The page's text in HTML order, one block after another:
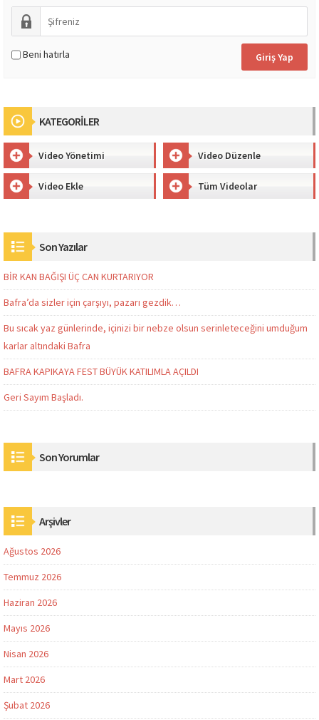
Beni hatırla
KATEGORİLER
Video Yönetimi Video Düzenle
Video Ekle Tüm Videolar
Son Yazılar
BİR KAN BAĞIŞI ÜÇ CAN KURTARIYOR
Bafra’da sizler için çarşıyı, pazarı gezdik…
Bu sıcak yaz günlerinde, içinizi bir nebze olsun serinleteceğini umduğum
karlar altındaki Bafra
BAFRA KAPIKAYA FEST BÜYÜK KATILIMLA AÇILDI
Geri Sayım Başladı.
Son Yorumlar
Arşivler
Ağustos 2026
Temmuz 2026
Haziran 2026
Mayıs 2026
Nisan 2026
Mart 2026
Şubat 2026